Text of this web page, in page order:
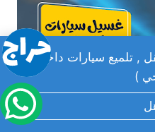
, تلميع سيارات داخلي
)